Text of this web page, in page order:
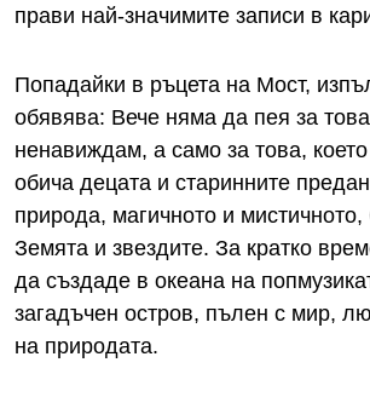
прави най-значимите записи в
Попадайки в ръцета на Мост,
обявява: Вече няма да пея за
ненавиждам, а само за това,
обича децата и старинните
природа, магичното и
Земята и звездите. За кратко
да създаде в океана на
загадъчен остров, пълен с мир,
на природата.